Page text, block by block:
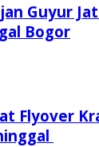
Guyur
Bogor
Flyover